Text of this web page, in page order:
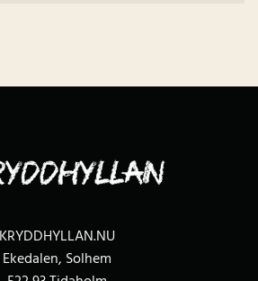
KRYDDHYLLAN.NU
Ekedalen, Solhem